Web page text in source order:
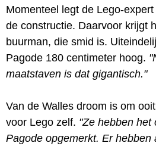
Momenteel legt de Lego-
de constructie. Daarvoor krijgt
buurman, die smid is.
Pagode 180 centimeter hoog.
maatstaven is dat gigantisch."
Van de Walles droom is om
voor Lego zelf. "Ze hebben het
Pagode opgemerkt. Er hebben